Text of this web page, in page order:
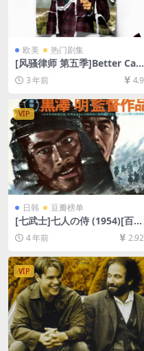
欧美 热门剧集
[风骚律师 第五季]Better Call
Saul Season 5 (2020)[百度网
盘+迅雷云盘+阿里云盘资源10
80P超清未删减][MP4/13GB]
[中英字幕]
3 年前 4.9
VIP
日韩 豆瓣榜单
[七武士]七人の侍 (1954)[百度
网盘+迅雷云盘资源1080P超
清未删减][MP4/10GB][日语
中字]
4 年前 2.92
VIP